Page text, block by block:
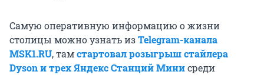
Самую оперативную информацию о жизни
столицы можно узнать изTelegram-канала
MSK1.RU, тамстартовал розыгрыш стайлера
Dyson и трех Яндекс Станций Минисреди